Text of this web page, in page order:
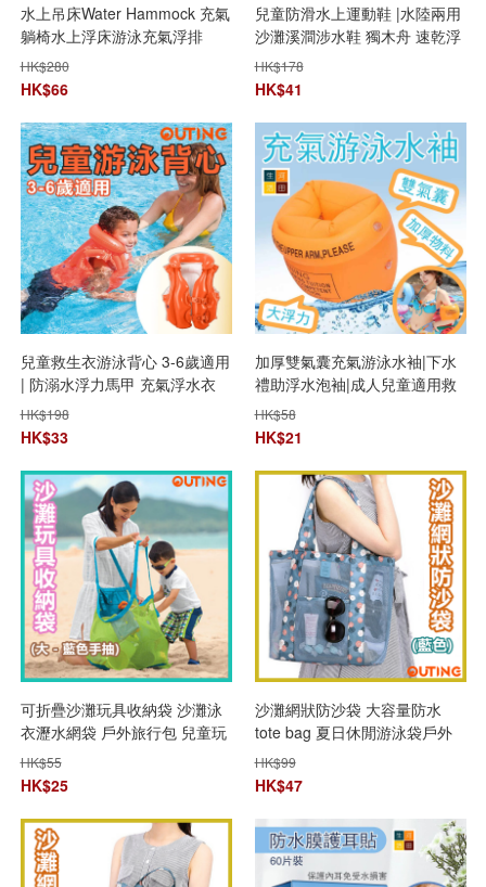
水上吊床Water Hammock 充氣
躺椅水上浮床游泳充氣浮排
HK$280
HK$66
兒童防滑水上運動鞋 |水陸兩用
沙灘溪澗涉水鞋 獨木舟 速乾浮
潛貼膚鞋
HK$178
HK$41
兒童救生衣游泳背心 3-6歲適用
| 防溺水浮力馬甲 充氣浮水衣
HK$198
HK$33
加厚雙氣囊充氣游泳水袖|下水
禮助浮水泡袖|成人兒童適用救
生水袖
HK$58
HK$21
可折疊沙灘玩具收納袋 沙灘泳
衣瀝水網袋 戶外旅行包 兒童玩
具收納袋 雜物收納網袋
HK$55
HK$25
沙灘網狀防沙袋 大容量防水
tote bag 夏日休閒游泳袋戶外
運動手提袋 多用途袋 旅行日用
品手提包 野餐收納包
HK$99
HK$47